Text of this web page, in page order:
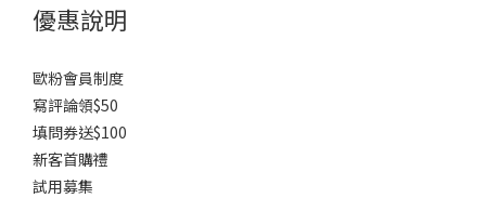
優惠說明
歐粉會員制度
寫評論領$50
填問券送$100
新客首購禮
試用募集